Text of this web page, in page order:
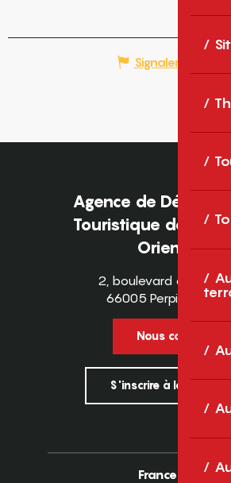
Signaler une
Agence de
Touristique des
Orientales
2, boulevard des
66005 Perpignan
Nous contacter
S'inscrire à la
France Europe